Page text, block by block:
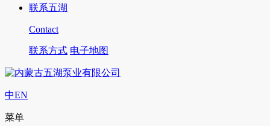
联系五湖
Contact
联系方式 电子地图
中EN
菜单